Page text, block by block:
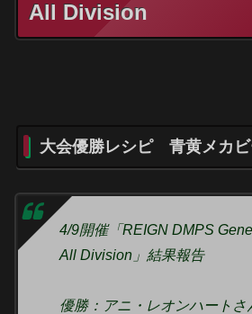
All Division
大会優勝レシピ 青黄メカビ
4/9開催「REIGN DMPS
All Division」結果報告
優勝：アニ・レオンハートさ